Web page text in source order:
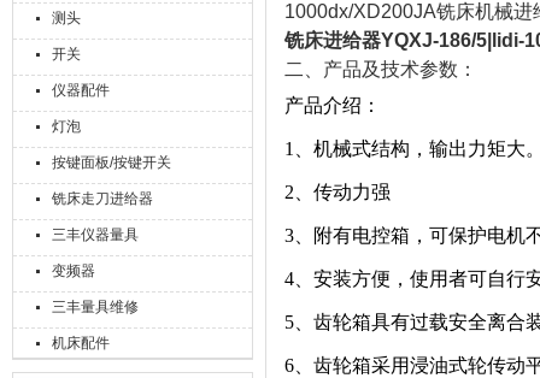
测头
开关
仪器配件
灯泡
按键面板/按键开关
铣床走刀进给器
三丰仪器量具
变频器
三丰量具维修
机床配件
1000dx/XD200JA铣床机械
铣床进给器YQXJ-186/5|lidi-
二、产品及技术参数：
产品介绍：
1、机械式结构，输出力矩大
2、传动力强
3、附有电控箱，可保护电机
4、安装方便，使用者可自行
5、齿轮箱具有过载安全离合
6、齿轮箱采用浸油式轮传动